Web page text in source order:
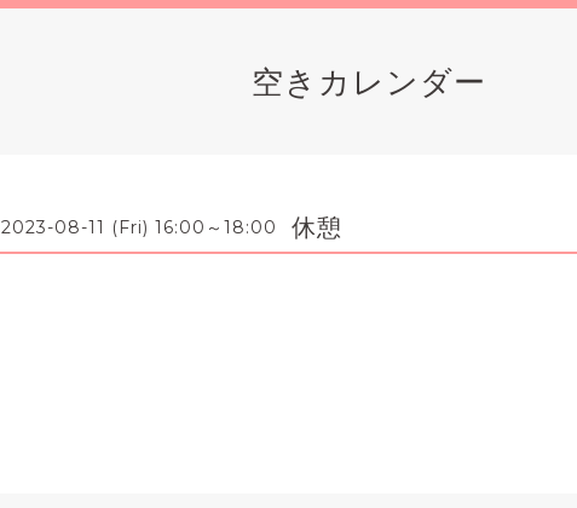
空きカレンダー
2023-08-11 (Fri) 16:00～18:00 休憩